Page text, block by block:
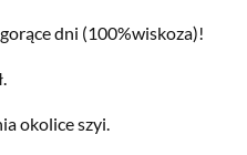
dni (100%wiskoza)!
okolice szyi.